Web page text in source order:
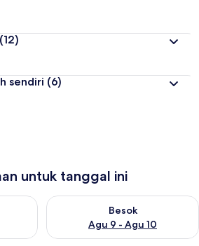
(12)
sendiri (6)
untuk tanggal ini
malam ini Agu 8 - Agu 9
Besok
Agu 9 - Agu 10
Periksa ketersediaan untuk